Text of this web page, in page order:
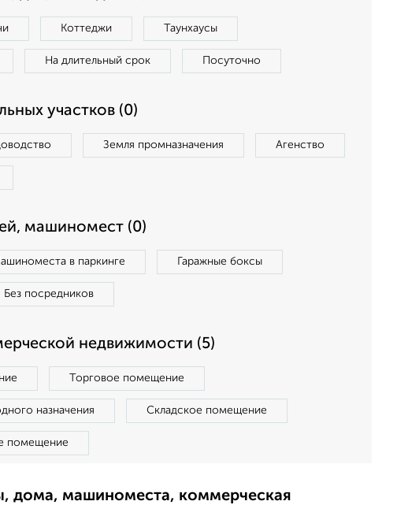
Коттеджи Таунхаусы
На длительный срок Посуточно
участков (0)
Земля промназначения Агенство
машиномест (0)
в паркинге Гаражные боксы
Без посредников
недвижимости (5)
Торговое помещение
назначения Складское помещение
помещение
дома, машиноместа, коммерческая